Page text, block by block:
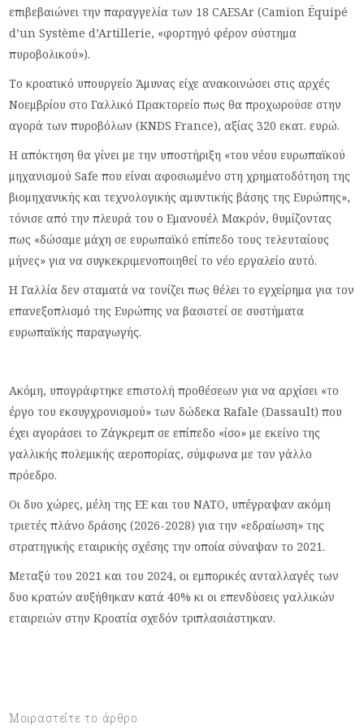
επιβεβαιώνει την παραγγελία των 18 CAESAr (Camion Équipé
d’un Système d’Artillerie, «φορτηγό φέρον σύστημα
πυροβολικού»).
Το κροατικό υπουργείο Άμυνας είχε ανακοινώσει στις αρχές
Νοεμβρίου στο Γαλλικό Πρακτορείο πως θα προχωρούσε στην
αγορά των πυροβόλων (KNDS France), αξίας 320 εκατ. ευρώ.
Η απόκτηση θα γίνει με την υποστήριξη «του νέου ευρωπαϊκού
μηχανισμού Safe που είναι αφοσιωμένο στη χρηματοδότηση της
βιομηχανικής και τεχνολογικής αμυντικής βάσης της Ευρώπης»,
τόνισε από την πλευρά του ο Εμανουέλ Μακρόν, θυμίζοντας
πως «δώσαμε μάχη σε ευρωπαϊκό επίπεδο τους τελευταίους
μήνες» για να συγκεκριμενοποιηθεί το νέο εργαλείο αυτό.
Η Γαλλία δεν σταματά να τονίζει πως θέλει το εγχείρημα για τον
επανεξοπλισμό της Ευρώπης να βασιστεί σε συστήματα
ευρωπαϊκής παραγωγής.
Ακόμη, υπογράφτηκε επιστολή προθέσεων για να αρχίσει «το
έργο του εκσυγχρονισμού» των δώδεκα Rafale (Dassault) που
έχει αγοράσει το Ζάγκρεμπ σε επίπεδο «ίσο» με εκείνο της
γαλλικής πολεμικής αεροπορίας, σύμφωνα με τον γάλλο
πρόεδρο.
Οι δυο χώρες, μέλη της ΕΕ και του NATO, υπέγραψαν ακόμη
τριετές πλάνο δράσης (2026-2028) για την «εδραίωση» της
στρατηγικής εταιρικής σχέσης την οποία σύναψαν το 2021.
Μεταξύ του 2021 και του 2024, οι εμπορικές ανταλλαγές των
δυο κρατών αυξήθηκαν κατά 40% κι οι επενδύσεις γαλλικών
εταιρειών στην Κροατία σχεδόν τριπλασιάστηκαν.
Μοιραστείτε το άρθρο